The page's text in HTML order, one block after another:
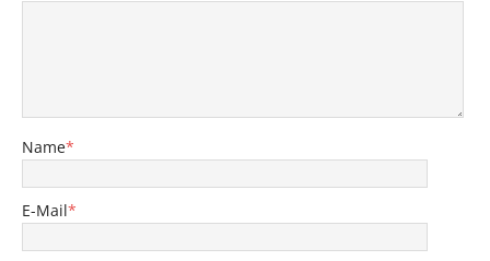
Name*
E-Mail*